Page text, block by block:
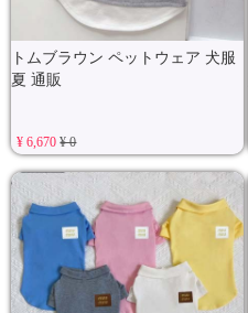
トムブラウン ペットウェア 犬服
夏 通販
¥ 6,670¥ 0